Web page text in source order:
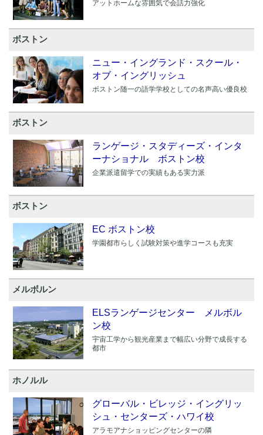
アットホームな雰囲気で会話力強化
ボストン
ニュー・イングランド・スクール・
オブ・イングリッシュ
ボストン随一の語学学校としての名声高い優良校
ボストン
ランゲージ・スタディーズ・インタ
ーナショナル ボストン校
企業派遣留学での実績もある実力派
ボストン
EC ボストン校
学園都市らしく試験対策や進学コースも充実
メルボルン
ELSランゲージセンター メルボル
ン校
宇宙工学から観光産業まで幅広い分野で成長する
都市
ホノルル
グローバル・ビレッジ・イングリッ
シュ・センターズ・ハワイ校
アラモアナショッピングセンターの隣